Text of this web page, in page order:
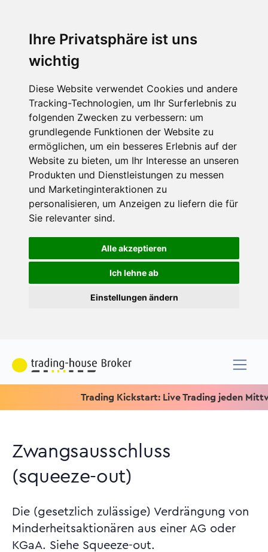
Ihre Privatsphäre ist uns
wichtig
Diese Website verwendet Cookies und andere
Tracking-Technologien, um Ihr Surferlebnis zu
folgenden Zwecken zu verbessern: um
grundlegende Funktionen der Website zu
ermöglichen, um ein besseres Erlebnis auf der
Website zu bieten, um Ihr Interesse an unseren
Produkten und Dienstleistungen zu messen
und Marketinginteraktionen zu
personalisieren, um Anzeigen zu liefern die für
Sie relevanter sind.
Alle akzeptieren
Ich lehne ab
Einstellungen ändern
Trading Kickstart: Live Trading jeden
Zwangsausschluss
(squeeze-out)
Die (gesetzlich zulässige) Verdrängung von
Minderheitsaktionären aus einer AG oder
KGaA. Siehe Squeeze-out.